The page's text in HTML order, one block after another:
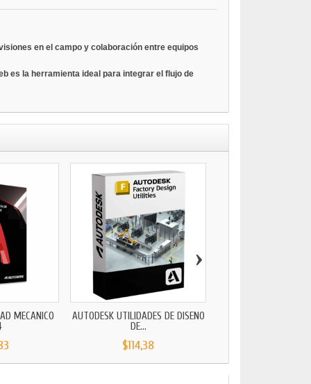
en el campo y colaboración entre equipos
es la herramienta ideal para integrar el flujo de
MECÁNICO
AUTODESK UTILIDADES DE DISEÑO
DE...
$114,38
›